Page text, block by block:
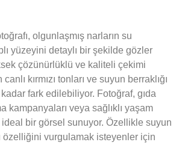
olgunlaşmış narların su
yüzeyini detaylı bir şekilde gözler
çözünürlüklü ve kaliteli çekimi
kırmızı tonları ve suyun berraklığı
kadar fark edilebiliyor. Fotoğraf, gıda
kampanyaları veya sağlıklı yaşam
ideal bir görsel sunuyor. Özellikle suyun
özelliğini vurgulamak isteyenler için